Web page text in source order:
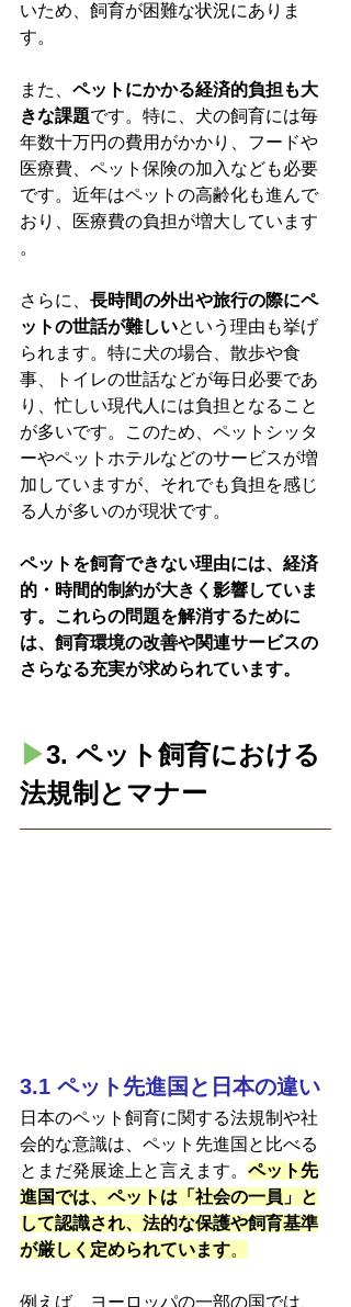
いため、飼育が困難な状況にありま
す。
また、 ペットにかかる経済的負担も大
きな課題です。特に、犬の飼育には毎
年数十万円の費用がかかり、フードや
医療費、ペット保険の加入なども必要
です。近年はペットの高齢化も進んで
おり、医療費の負担が増大しています​
。
さらに、 長時間の外出や旅行の際にペ
ットの世話が難しいという理由も挙げ
られます。特に犬の場合、散歩や食
事、トイレの世話などが毎日必要であ
り、忙しい現代人には負担となること
が多いです。このため、ペットシッタ
ーやペットホテルなどのサービスが増
加していますが、それでも負担を感じ
る人が多いのが現状です。
ペットを飼育できない理由には、経済
的・時間的制約が大きく影響していま
す。これらの問題を解消するために
は、飼育環境の改善や関連サービスの
さらなる充実が求められています。
▶︎3. ペット飼育における
法規制とマナー
3.1 ペット先進国と日本の違い
日本のペット飼育に関する法規制や社
会的な意識は、ペット先進国と比べる
とまだ発展途上と言えます。 ペット先
進国では、ペットは「社会の一員」と
して認識され、法的な保護や飼育基準
が厳しく定められています。
例えば、ヨーロッパの一部の国では、